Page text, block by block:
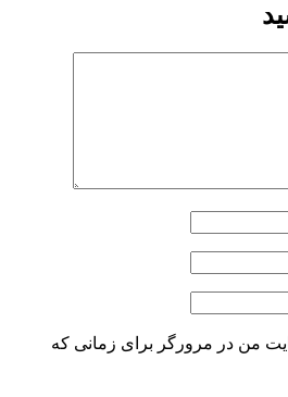
من در مرورگر برای زمانی که